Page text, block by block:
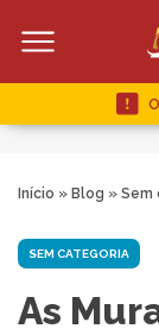
Início » Blog » Sem
SEM CATEGORIA
As